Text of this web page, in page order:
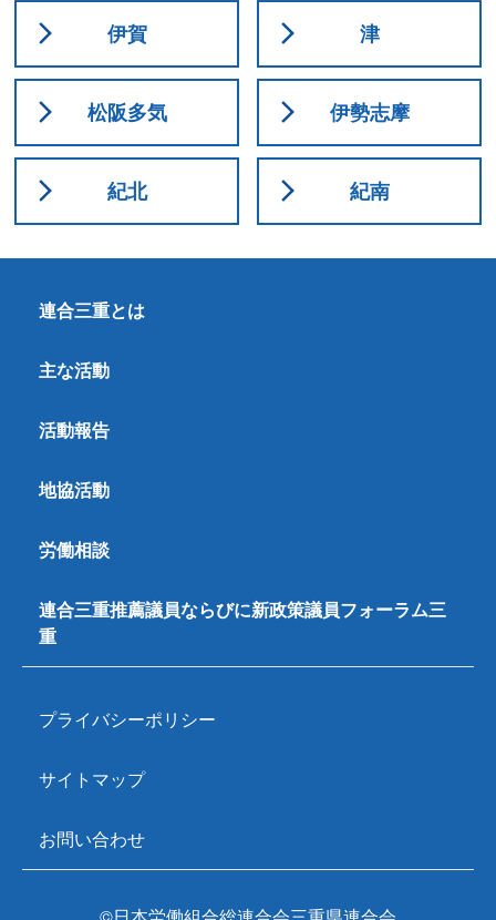
伊賀 津
松阪多気 伊勢志摩
紀北 紀南
連合三重とは
主な活動
活動報告
地協活動
労働相談
連合三重推薦議員ならびに新政策議員フォーラム三
重
プライバシーポリシー
サイトマップ
お問い合わせ